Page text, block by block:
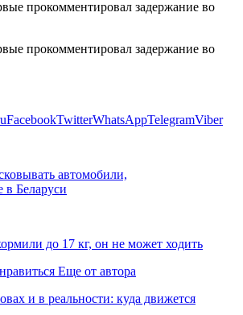
FacebookTwitterWhatsAppTelegramViber
автомобили,
в Беларуси
до 17 кг, он не может ходить
Еще от автора
и в реальности: куда движется